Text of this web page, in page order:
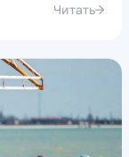
Читать